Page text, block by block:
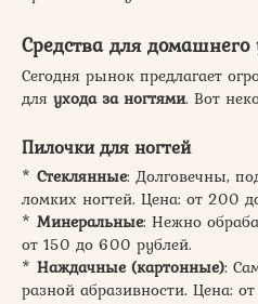
Средства для домашнего
Сегодня рынок предлагает
для ухода за ногтями. Вот
Пилочки для ногтей
* Стеклянные: Долговечны,
ломких ногтей. Цена: от 200
* Минеральные: Нежно
от 150 до 600 рублей.
* Наждачные (картонные):
разной абразивности. Цена: